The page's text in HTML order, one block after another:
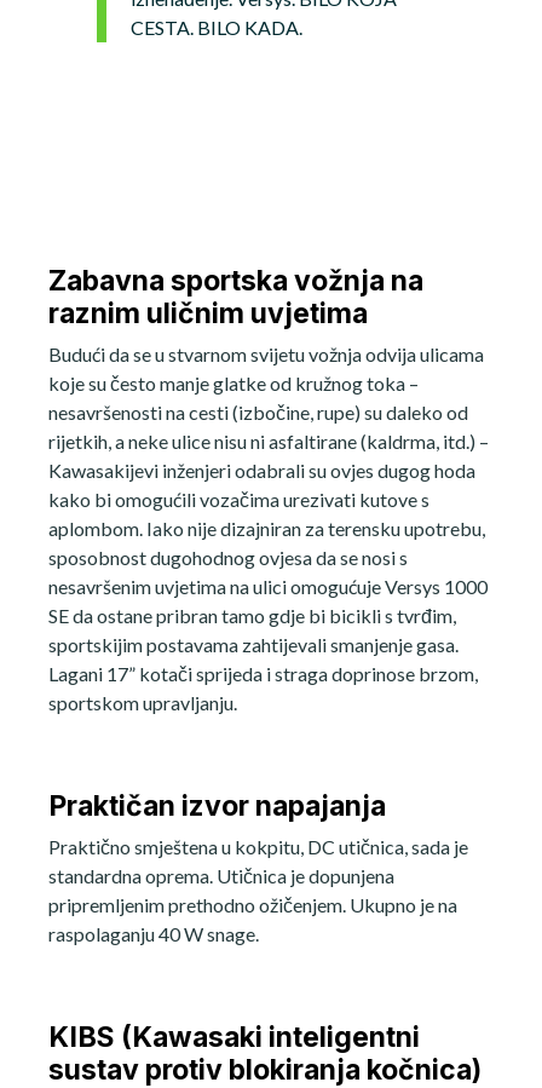
CESTA. BILO KADA.
Zabavna sportska vožnja na
raznim uličnim uvjetima
Budući da se u stvarnom svijetu vožnja odvija ulicama
koje su često manje glatke od kružnog toka –
nesavršenosti na cesti (izbočine, rupe) su daleko od
rijetkih, a neke ulice nisu ni asfaltirane (kaldrma, itd.) –
Kawasakijevi inženjeri odabrali su ovjes dugog hoda
kako bi omogućili vozačima urezivati kutove s
aplombom. Iako nije dizajniran za terensku upotrebu,
sposobnost dugohodnog ovjesa da se nosi s
nesavršenim uvjetima na ulici omogućuje Versys 1000
SE da ostane pribran tamo gdje bi bicikli s tvrđim,
sportskijim postavama zahtijevali smanjenje gasa.
Lagani 17” kotači sprijeda i straga doprinose brzom,
sportskom upravljanju.
Praktičan izvor napajanja
Praktično smještena u kokpitu, DC utičnica, sada je
standardna oprema. Utičnica je dopunjena
pripremljenim prethodno ožičenjem. Ukupno je na
raspolaganju 40 W snage.
KIBS (Kawasaki inteligentni
sustav protiv blokiranja kočnica)